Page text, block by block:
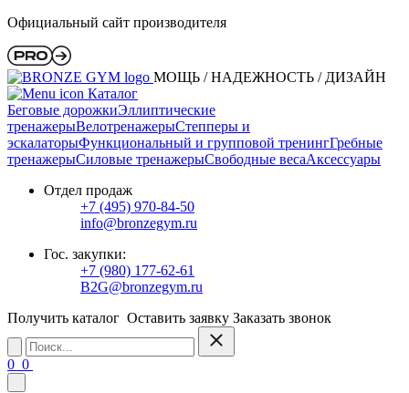
Официальный сайт производителя
МОЩЬ / НАДЕЖНОСТЬ / ДИЗАЙН
Каталог
Беговые дорожкиЭллиптические
тренажерыВелотренажерыСтепперы и
эскалаторыФункциональный и групповой тренингГребные
тренажерыСиловые тренажерыСвободные весаАксессуары
Отдел продаж
+7 (495) 970-84-50
info@bronzegym.ru
Гос. закупки:
+7 (980) 177-62-61
B2G@bronzegym.ru
Получить каталог Оставить заявку Заказать звонок
0 0